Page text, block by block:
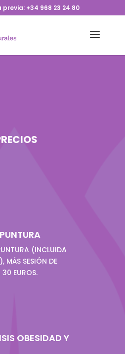
previa: +34 968 23 24 80
(INCLUIDA
MÁS SESIÓN DE
EUROS.
OBESIDAD Y